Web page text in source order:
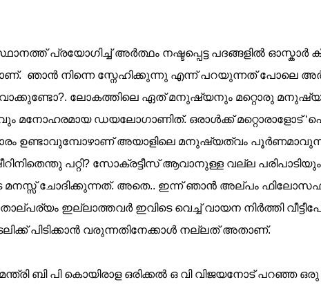
പ്രയോഗിച്ച് അര്‍ത്ഥം നഷ്ടപ്പെട്ട പദങ്ങളില്‍ ഓസ്കാര്‍
ഞാന്‍ നിന്നെ സ്നേഹിക്കുന്നു എന്ന് പറയുന്നത് പോലെ
ലോകത്തിലെ ഏത് മനുഷ്യനും മറ്റൊരു
മനോഹരമായ ഡയലോഗാണിത്. ഒരാള്‍ക്ക് മറ്റൊരാളോട്
ഉണ്ടാവുമ്പോഴാണ് അയാളിലെ മനുഷ്യത്വം
പറ്റി? സോക്രട്ടീസ് ആവാനുള്ള വല്ല
മനസ്സ് ചോദിക്കുന്നത്. അതെ.. ഇന്ന് ഞാന്‍ അല്പം
ഇല്ലാത്തവര്‍ ഇവിടെ വെച്ച് വായന നിര്‍ത്തി
പിടിക്കാന്‍ വരുന്നതിനേക്കാള്‍ നല്ലത് അതാണ്‌.
ബി പി കൊയിരാള ഒരിക്കല്‍ ഒ വി വിജയനോട് പറഞ്ഞ